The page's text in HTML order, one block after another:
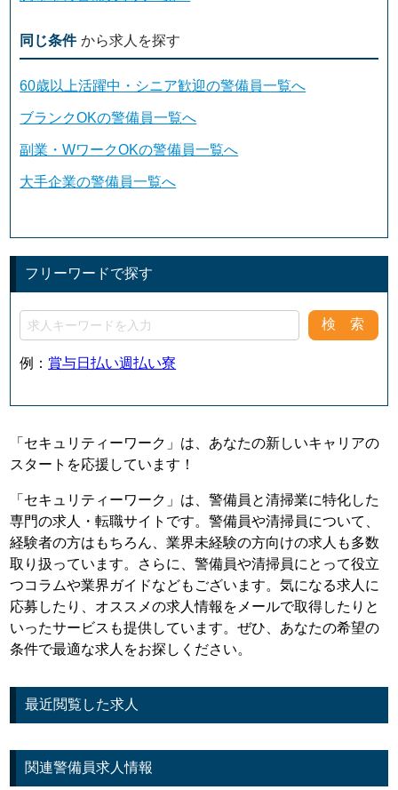
同じ条件 から求人を探す
60歳以上活躍中・シニア歓迎の警備員一覧へ
ブランクOKの警備員一覧へ
副業・WワークOKの警備員一覧へ
大手企業の警備員一覧へ
フリーワードで探す
例： 賞与日払い週払い寮
「セキュリティーワーク」は、あなたの新しいキャリアの
スタートを応援しています！
「セキュリティーワーク」は、警備員と清掃業に特化した
専門の求人・転職サイトです。警備員や清掃員について、
経験者の方はもちろん、業界未経験の方向けの求人も多数
取り扱っています。さらに、警備員や清掃員にとって役立
つコラムや業界ガイドなどもございます。気になる求人に
応募したり、オススメの求人情報をメールで取得したりと
いったサービスも提供しています。ぜひ、あなたの希望の
条件で最適な求人をお探しください。
最近閲覧した求人
関連警備員求人情報